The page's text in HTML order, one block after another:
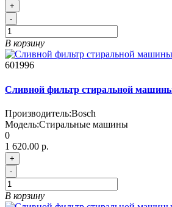
+
-
В корзину
601996
Сливной фильтр стиральной
Производитель:Bosch
Модель:Стиральные машины
0
1 620.00 р.
+
-
В корзину